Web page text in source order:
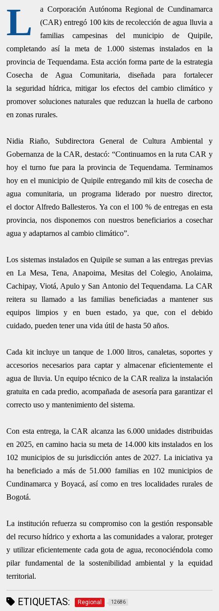
L a Corporación Autónoma Regional de Cundinamarca
(CAR) entregó 100 kits de recolección de agua lluvia a
familiascampesinas del municipio de Quipile,
completando así la meta de 1.000sistemas instalados en la
provincia de Tequendama. Esta acción forma parte de la estrategia
Cosecha de Agua Comunitaria, diseñada para fortalecer
la seguridad hídrica, mitigar los efectos del cambio climático y
promover solucionesnaturales que reduzcan la huella de carbono
en zonas rurales.
Nidia Riaño, Subdirectora General de Cultura Ambiental y
Gobernanza de laCAR, destacó: “Continuamos en la ruta CAR y
hoy el turno fue para la provincia de Tequendama. Terminamos
hoy en el municipio de Quipile entregando mil kits de cosecha de
agua comunitaria, un programa liderado por nuestro director,
eldoctor Alfredo Ballesteros. Ya con el 100 % de entregas en esta
provincia, nosdisponemos con nuestros beneficiarios a cosechar
agua y adaptarnos al cambioclimático”.
Los sistemas instalados en Quipile se suman a las entregas previas
en La Mesa,Tena, Anapoima, Mesitas del Colegio, Anolaima,
Cachipay, Viotá, Apulo y San Antonio del Tequendama. La CAR
reitera su llamado a las familias beneficiadasa mantener sus
equipos limpios y en buen estado, ya que, con el debido
cuidado,pueden tener una vida útil de hasta 50 años.
Cada kit incluye un tanque de 1.000 litros, canaletas, soportes y
accesorios necesarios para captar y almacenar eficientemente el
agua de lluvia. Un equipotécnico de la CAR realiza la instalación
gratuita en cada predio, acompañada de asesoría para garantizar el
correcto uso y mantenimiento del sistema.
Con esta entrega, la CAR alcanza las 6.000 unidades distribuidas
en 2025, encamino hacia su meta de 14.000 kits instalados en los
102 municipios de sujurisdicción antes de 2027. La iniciativa ya
ha beneficiado a más de 51.000 familias en 102 municipios de
Cundinamarca y Boyacá, así como en tres localidades rurales de
Bogotá.
La institución refuerza su compromiso con la gestión responsable
del recursohídrico y exhorta a las comunidades a valorar, proteger
y utilizar eficientemente cada gota de agua, reconociéndola como
pilar fundamental de la sostenibilidadambiental y la equidad
territorial.
ETIQUETAS: Regional 12686